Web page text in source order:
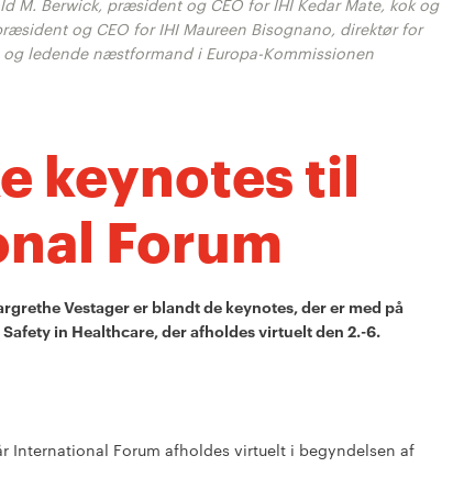
og CEO for IHI Maureen Bisognano, direktør for
ledende næstformand i Europa-Kommissionen
keynotes til
Forum
Vestager er blandt de keynotes, der er med på
in Healthcare, der afholdes virtuelt den 2.-6.
International Forum afholdes virtuelt i begyndelsen af